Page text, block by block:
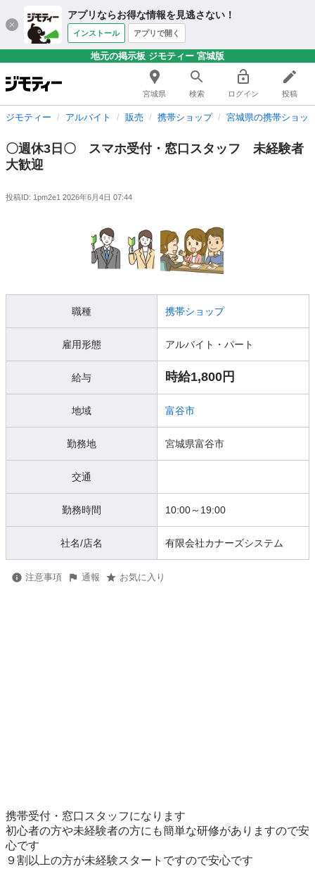
アプリならお得な情報を見逃さない！
インストール アプリで開く
地元の掲示板 ジモティー 宮城版
宮城県 検索 ログイン 投稿
ジモティー アルバイト 販売 携帯ショップ 宮城県の携帯ショッ
〇週休3日〇 スマホ受付・窓口スタッフ 未経験者
大歓迎
投稿ID: 1pm2e1 2026年6月4日 07:44
職種 携帯ショップ
雇用形態 アルバイト・パート
給与 時給1,800円
地域 富谷市
勤務地 宮城県富谷市
交通
勤務時間 10:00～19:00
社名/店名 有限会社カナーズシステム
注意事項 通報 お気に入り
携帯受付・窓口スタッフになります
初心者の方や未経験者の方にも簡単な研修がありますので安
心です
９割以上の方が未経験スタートですので安心です